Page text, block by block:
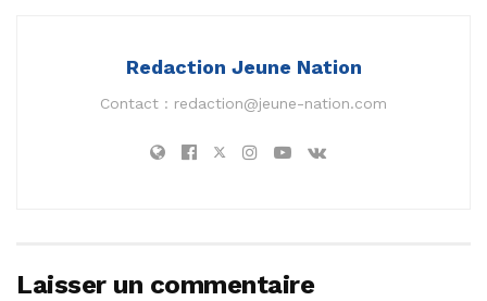
Redaction Jeune Nation
Contact : redaction@jeune-nation.com
Laisser un commentaire